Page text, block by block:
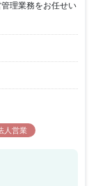
理業務をお任せい
人営業